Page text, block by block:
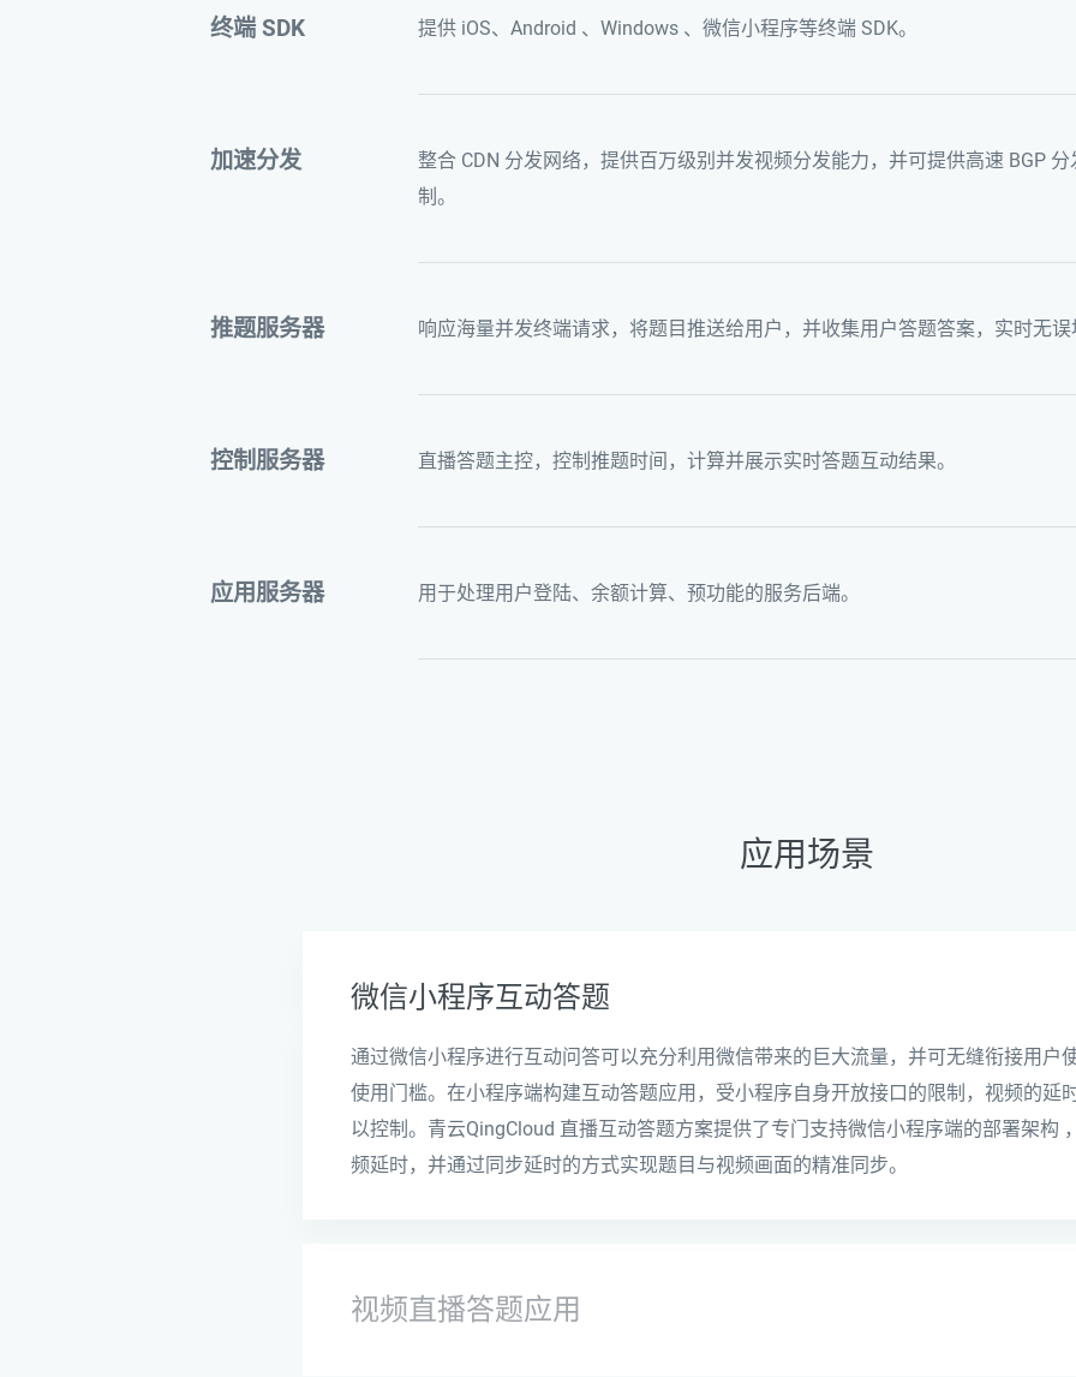
终端 SDK 提供 iOS、Android 、Windows 、微信小程序等终端 SDK。
加速分发
整合 CDN 分发网络，提供百万级别并发视频分发能力，并可提供高速 BGP
制。
推题服务器 响应海量并发终端请求，将题目推送给用户，并收集用户答题答案，实时无误
控制服务器 直播答题主控，控制推题时间，计算并展示实时答题互动结果。
应用服务器 用于处理用户登陆、余额计算、预功能的服务后端。
应用场景
微信小程序互动答题
通过微信小程序进行互动问答可以充分利用微信带来的巨大流量，并可无缝衔接用户
使用门槛。在小程序端构建互动答题应用，受小程序自身开放接口的限制，视频的延
以控制。青云QingCloud 直播互动答题方案提供了专门支持微信小程序端的部署架构
频延时，并通过同步延时的方式实现题目与视频画面的精准同步。
视频直播答题应用